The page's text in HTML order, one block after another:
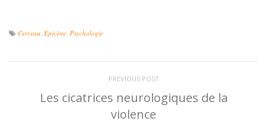
Cerveau Epicène Psychologie
PREVIOUS POST
Les cicatrices neurologiques de la
violence